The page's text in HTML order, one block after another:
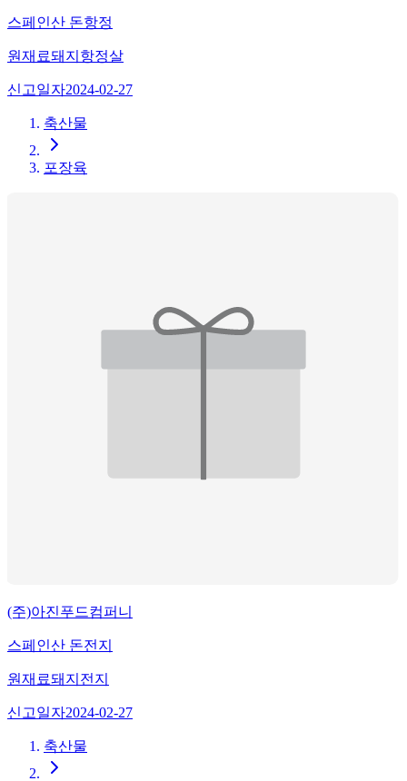
스페인산 돈항정
원재료돼지항정살
신고일자2024-02-27
축산물
포장육
(주)아진푸드컴퍼니
스페인산 돈전지
원재료돼지전지
신고일자2024-02-27
축산물